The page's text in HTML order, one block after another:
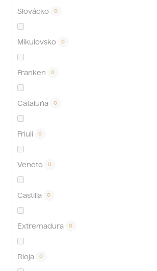
Slovácko 0
Mikulovsko 0
Franken 0
Cataluña 0
Friuli 0
Veneto 0
Castilla 0
Extremadura 0
Rioja 0